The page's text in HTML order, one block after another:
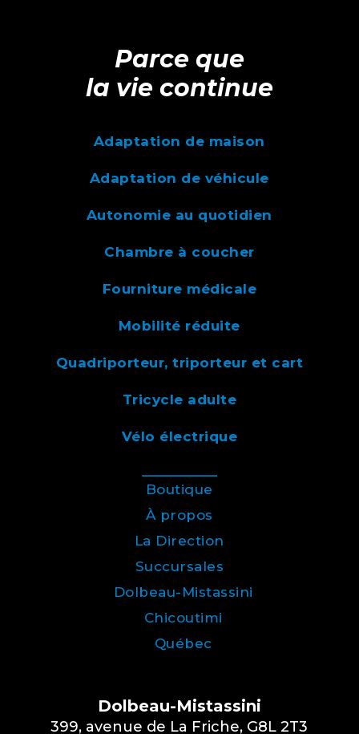
Parce que
la vie continue
Adaptation de maison
Adaptation de véhicule
Autonomie au quotidien
Chambre à coucher
Fourniture médicale
Mobilité réduite
Quadriporteur, triporteur et cart
Tricycle adulte
Vélo électrique
Boutique
À propos
La Direction
Succursales
Dolbeau-Mistassini
Chicoutimi
Québec
Dolbeau-Mistassini
399, avenue de La Friche, G8L 2T3